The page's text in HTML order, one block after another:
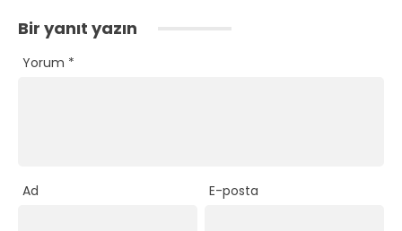
Bir yanıt yazın
Yorum *
Ad E-posta